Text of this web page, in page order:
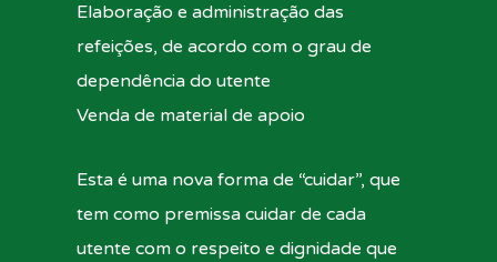
Elaboração e administração das
refeições, de acordo com o grau de
dependência do utente
Venda de material de apoio
Esta é uma nova forma de “cuidar”, que
tem como premissa cuidar de cada
utente com o respeito e dignidade que